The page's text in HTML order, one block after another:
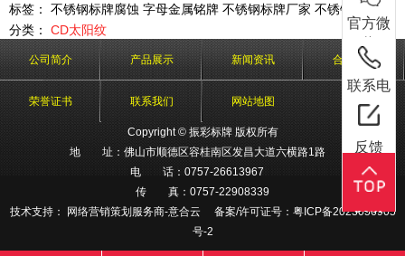
标签： 不锈钢标牌腐蚀 字母金属铭牌 不锈钢标牌厂家 不锈钢标牌
分类： CD太阳纹
公司简介 产品展示 新闻资讯 合作客户
荣誉证书 联系我们 网站地图
Copyright © 振彩标牌 版权所有
地 址：佛山市顺德区容桂南区发昌大道六横路1路
电 话：0757-26613967
传 真：0757-22908339
技术支持：
网络营销策划服务商-意合云 备案/许可证号： 粤ICP备2023056905
号-2
QQ咨询
官方微
信
官方微
信
微信扫一扫
联系电
话
联系电
话
电话：
0757-26613967
手机：
13751517623
反馈